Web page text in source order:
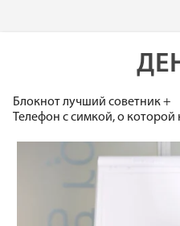
Блокнот лучший советник +
Телефон с симкой, о которой